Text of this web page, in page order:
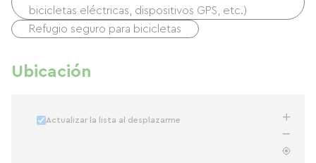
bicicletas eléctricas, dispositivos GPS, etc.)
Refugio seguro para bicicletas
Ubicación
Actualizar la lista al desplazarme